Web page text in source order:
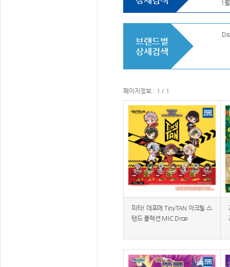
1월
브랜드별
상세검색
페이지정보 : 1 / 1
피타! 데포메 TinyTAN 아크릴 스
탠드 콜렉션 MIC Drop